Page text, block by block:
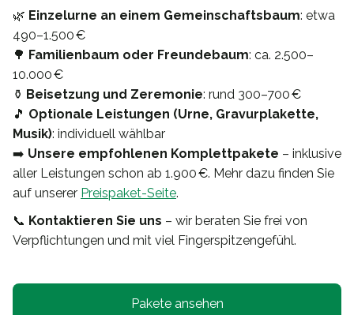
🌿 Einzelurne an einem Gemeinschaftsbaum: etwa
490–1.500 €
🌳 Familienbaum oder Freundebaum: ca. 2.500–
10.000 €
⚱️ Beisetzung und Zeremonie: rund 300–700 €
🎵 Optionale Leistungen (Urne, Gravurplakette,
Musik): individuell wählbar
➡️ Unsere empfohlenen Komplettpakete – inklusive
aller Leistungen schon ab 1.900 €. Mehr dazu finden Sie
auf unserer Preispaket-Seite.
📞 Kontaktieren Sie uns – wir beraten Sie frei von
Verpflichtungen und mit viel Fingerspitzengefühl.
Pakete ansehen